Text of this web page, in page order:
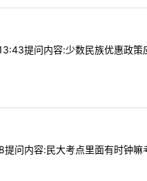
提问内容:少数民族优惠政策
内容:民大考点里面有时钟嘛